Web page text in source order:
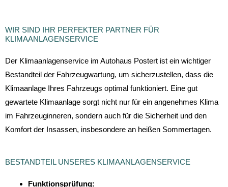
WIR SIND IHR PERFEKTER PARTNER FÜR
KLIMAANLAGENSERVICE​
Der Klimaanlagenservice im Autohaus Postert ist ein wichtiger
Bestandteil der Fahrzeugwartung, um sicherzustellen, dass die
Klimaanlage Ihres Fahrzeugs optimal funktioniert. Eine gut
gewartete Klimaanlage sorgt nicht nur für ein angenehmes Klima
im Fahrzeuginneren, sondern auch für die Sicherheit und den
Komfort der Insassen, insbesondere an heißen Sommertagen.
BESTANDTEIL UNSERES KLIMAANLAGENSERVICE ​
Funktionsprüfung: